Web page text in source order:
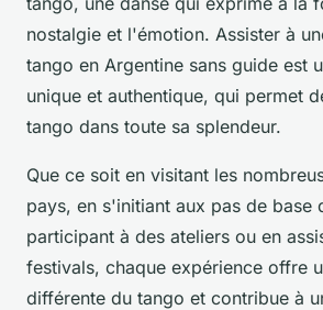
nostalgie et l'émotion. Assister à
tango en Argentine sans guide est
unique et authentique, qui permet
tango dans toute sa splendeur.
Que ce soit en visitant les
pays, en s'initiant aux pas de base
participant à des ateliers ou en
festivals, chaque expérience offre
différente du tango et contribue à